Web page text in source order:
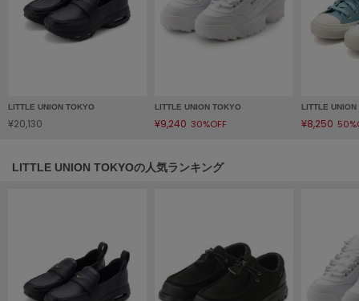
FILA
フィラ
ファーファー
gelato pique
gelato pique Sleep
ジェラート ピケ スリープ
LITTLE UNION TOKYO
¥20,130
LITTLE UNION TOKYO
¥9,240 30%OFF
LITTLE
¥8,250
LITTLE UNION TOKYOの人気ランキング